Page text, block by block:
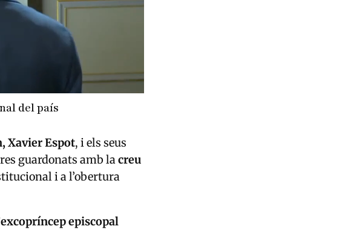
del país
Xavier Espot, i els seus
guardonats amb la creu
i a l’obertura
excopríncep episcopal